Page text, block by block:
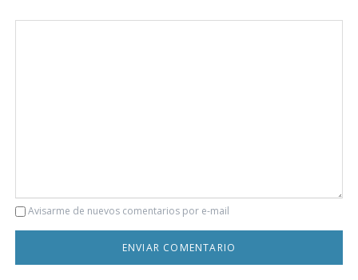
Comentario
Avisarme de nuevos comentarios por e-mail